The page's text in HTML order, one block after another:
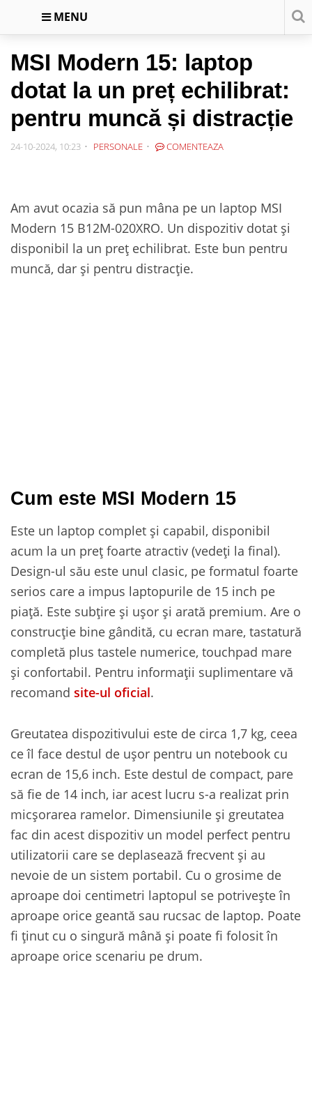
MENU
MSI Modern 15: laptop
dotat la un preț echilibrat:
pentru muncă și distracție
24-10-2024, 10:23 PERSONALE COMENTEAZA
Am avut ocazia să pun mâna pe un laptop MSI
Modern 15 B12M-020XRO. Un dispozitiv dotat și
disponibil la un preț echilibrat. Este bun pentru
muncă, dar și pentru distracție.
Cum este MSI Modern 15
Este un laptop complet și capabil, disponibil
acum la un preț foarte atractiv (vedeți la final).
Design-ul său este unul clasic, pe formatul foarte
serios care a impus laptopurile de 15 inch pe
piață. Este subțire și ușor și arată premium. Are o
construcție bine gândită, cu ecran mare, tastatură
completă plus tastele numerice, touchpad mare
și confortabil. Pentru informații suplimentare vă
recomand site-ul oficial.
Greutatea dispozitivului este de circa 1,7 kg, ceea
ce îl face destul de ușor pentru un notebook cu
ecran de 15,6 inch. Este destul de compact, pare
să fie de 14 inch, iar acest lucru s-a realizat prin
micșorarea ramelor. Dimensiunile și greutatea
fac din acest dispozitiv un model perfect pentru
utilizatorii care se deplasează frecvent și au
nevoie de un sistem portabil. Cu o grosime de
aproape doi centimetri laptopul se potrivește în
aproape orice geantă sau rucsac de laptop. Poate
fi ținut cu o singură mână și poate fi folosit în
aproape orice scenariu pe drum.